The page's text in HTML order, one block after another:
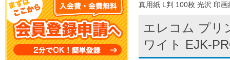
真用紙 L判 100枚 光沢 印
エレコム プリ
ワイト EJK-